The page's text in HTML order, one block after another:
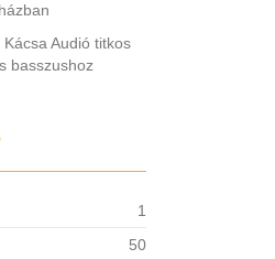
Audió titkos
basszushoz
1
50